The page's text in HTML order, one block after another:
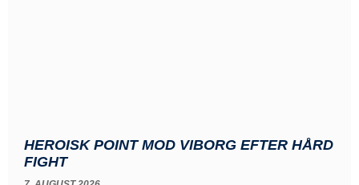
HEROISK POINT MOD VIBORG EFTER HÅRD
FIGHT